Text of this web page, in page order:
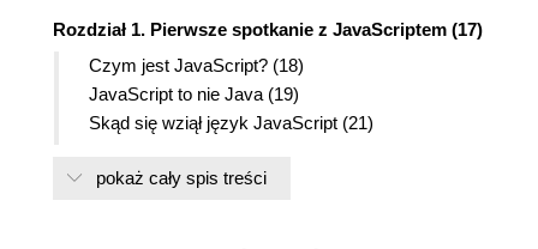
Rozdział 1. Pierwsze spotkanie z JavaScriptem (17)
Czym jest JavaScript? (18)
JavaScript to nie Java (19)
Skąd się wziął język JavaScript (21)
Czego JavaScript nie zrobi (23)
pokaż cały spis treści